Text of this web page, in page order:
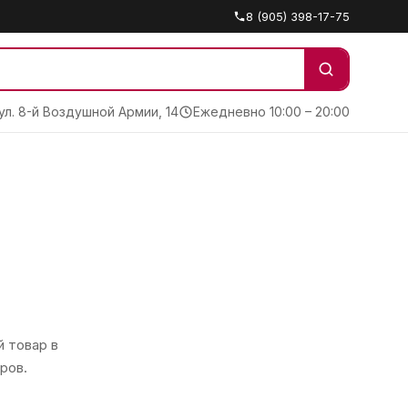
8 (905) 398-17-75
8-й Воздушной Армии, 14 Ежедневно 10:00 – 20:00
товар в